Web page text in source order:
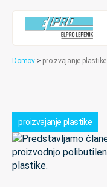
Domov > proizvajanje plastike
proizvajanje plastike